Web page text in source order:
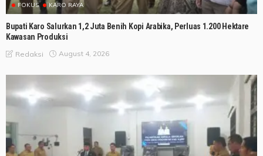
FOKUS KARO RAYA
Bupati Karo Salurkan 1,2 Juta Benih Kopi Arabika, Perluas 1.200 Hektare
Kawasan Produksi
Redaksi August 4, 2026